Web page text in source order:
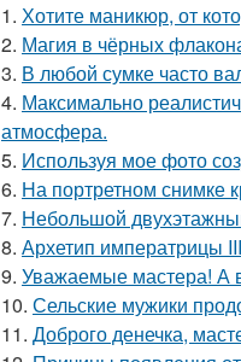
1. Хотите маникюр, от
2. Магия в чёрных
3. В любой сумке часто
4. Максимально
атмосфера.
5. Используя мое фото
6. На портретном снимке
7. Небольшой
8. Архетип императрицы
9. Уважаемые мастера! А
10. Сельские мужики
11. Доброго денечка,